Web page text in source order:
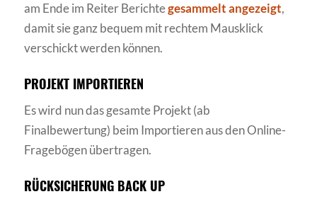
am Ende im Reiter Berichtegesammelt angezeigt,
damit sie ganz bequem mit rechtem Mausklick
verschickt werden können.
PROJEKT IMPORTIEREN
Es wird nun das gesamte Projekt (ab
Finalbewertung) beim Importieren aus den Online-
Fragebögen übertragen.
RÜCKSICHERUNG BACK UP